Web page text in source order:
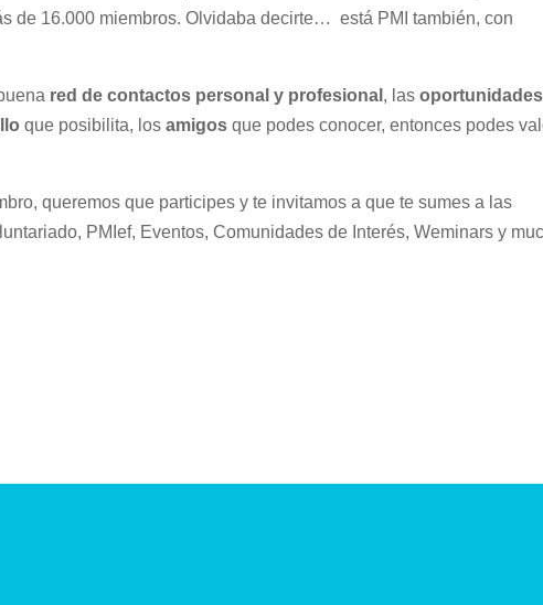
de 16.000 miembros. Olvidaba decirte… está PMI también, con
red de contactos personal y profesional , lasoportunidades
que posibilita, losamigos que podes conocer, entonces podes
queremos que participes y te invitamos a que te sumes a las
PMIef, Eventos, Comunidades de Interés, Weminars y